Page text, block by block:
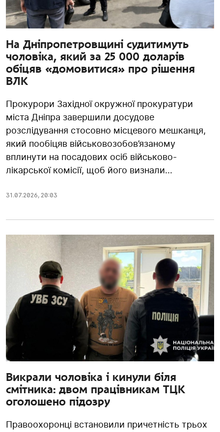
На Дніпропетровщині судитимуть
чоловіка, який за 25 000 доларів
обіцяв «домовитися» про рішення
ВЛК
Прокурори Західної окружної прокуратури
міста Дніпра завершили досудове
розслідування стосовно місцевого мешканця,
який пообіцяв військовозобов’язаному
вплинути на посадових осіб військово-
лікарської комісії, щоб його визнали...
31.07.2026, 20:03
Викрали чоловіка і кинули біля
смітника: двом працівникам ТЦК
оголошено підозру
Правоохоронці встановили причетність трьох